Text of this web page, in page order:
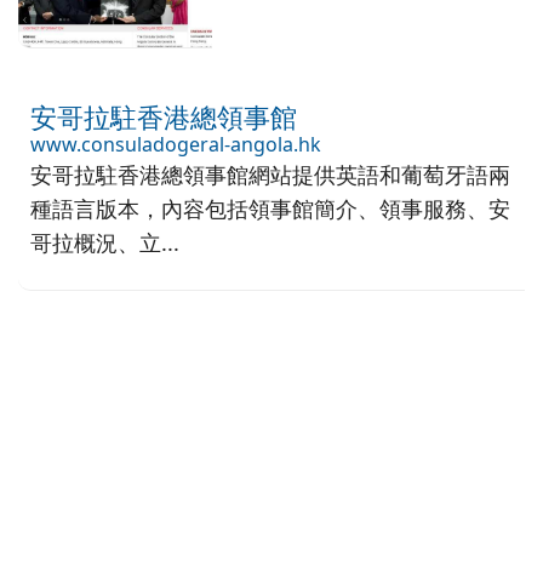
安哥拉駐香港總領事館
www.consuladogeral-angola.hk
安哥拉駐香港總領事館網站提供英語和葡萄牙語兩
種語言版本，內容包括領事館簡介、領事服務、安
哥拉概況、立...